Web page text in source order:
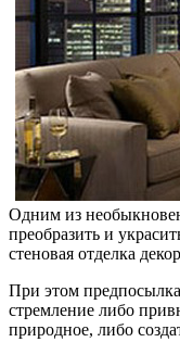
Одним из
преобразить и
стеновая отделка
При этом
стремление либо
природное, либо